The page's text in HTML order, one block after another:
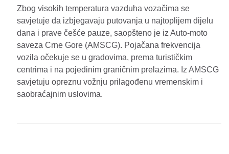
Zbog visokih temperatura vazduha vozačima se
savjetuje da izbjegavaju putovanja u najtoplijem dijelu
dana i prave češće pauze, saopšteno je iz Auto-moto
saveza Crne Gore (AMSCG). Pojačana frekvencija
vozila očekuje se u gradovima, prema turističkim
centrima i na pojedinim graničnim prelazima. Iz AMSCG
savjetuju opreznu vožnju prilagođenu vremenskim i
saobraćajnim uslovima.